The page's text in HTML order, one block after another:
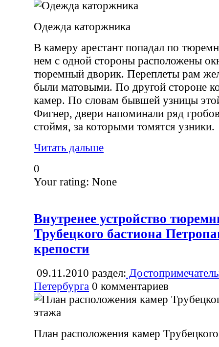
Одежда каторжника
В камеру арестант попадал по
нем с одной стороны расположены
тюремный дворик. Переплеты рам
были матовыми. По другой стороне
камер. По словам бывшей узницы
Фигнер, двери напоминали ряд
стоймя, за которыми томятся узники.
Читать дальше
0
Your rating: None
Внутренее устройство
Трубецкого бастиона
крепости
09.11.2010 раздел:
Петербурга 0 комментариев
План расположения камер